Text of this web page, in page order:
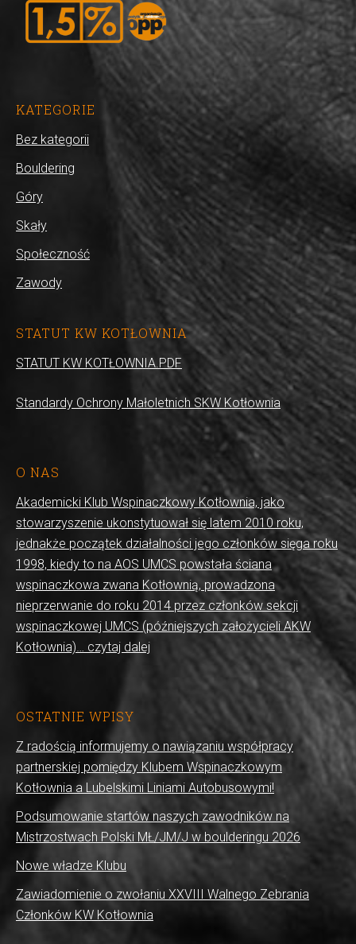
KATEGORIE
Bez kategorii
Bouldering
Góry
Skały
Społeczność
Zawody
STATUT KW KOTŁOWNIA
STATUT KW KOTŁOWNIA.PDF
Standardy Ochrony Małoletnich SKW Kotłownia
O NAS
Akademicki Klub Wspinaczkowy Kotłownia, jako
stowarzyszenie ukonstytuował się latem 2010 roku,
jednakże początek działalności jego członków sięga roku
1998, kiedy to na AOS UMCS powstała ściana
wspinaczkowa zwana Kotłownią, prowadzona
nieprzerwanie do roku 2014 przez członków sekcji
wspinaczkowej UMCS (późniejszych założycieli AKW
Kotłownia)… czytaj dalej
OSTATNIE WPISY
Z radością informujemy o nawiązaniu współpracy
partnerskiej pomiędzy Klubem Wspinaczkowym
Kotłownia a Lubelskimi Liniami Autobusowymi!
Podsumowanie startów naszych zawodników na
Mistrzostwach Polski MŁ/JM/J w boulderingu 2026
Nowe władze Klubu
Zawiadomienie o zwołaniu XXVIII Walnego Zebrania
Członków KW Kotłownia